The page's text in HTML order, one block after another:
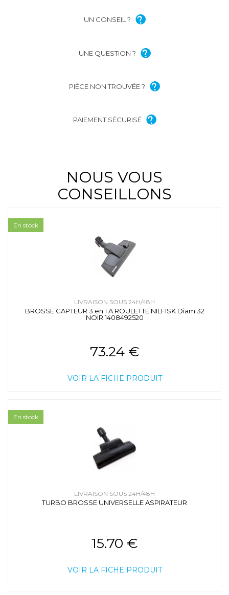
UN CONSEIL ?
UNE QUESTION ?
PIÈCE NON TROUVÉE ?
PAIEMENT SÉCURISÉ
NOUS VOUS
CONSEILLONS
LIVRAISON SOUS 24H/48H
BROSSE CAPTEUR 3 en 1 A ROULETTE NILFISK Diam.32
NOIR 1408492520
73.24 €
VOIR LA FICHE PRODUIT
En stock
LIVRAISON SOUS 24H/48H
TURBO BROSSE UNIVERSELLE ASPIRATEUR
15.70 €
VOIR LA FICHE PRODUIT
En stock